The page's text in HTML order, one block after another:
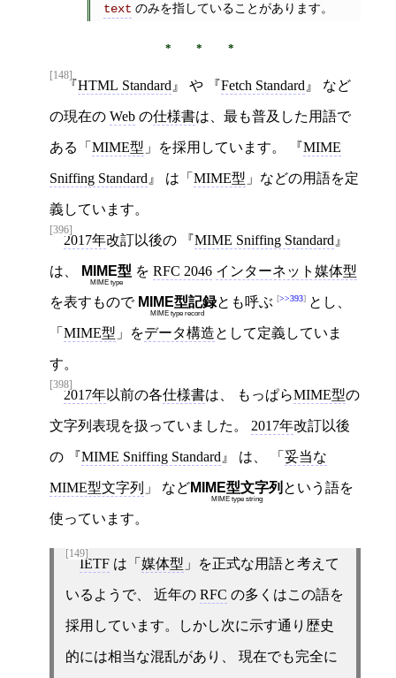
text のみを指していることがあります。
[148]
HTML Standard や Fetch Standard など
の現在の Web の仕様書は、最も普及した用語で
ある「 MIME型 」を採用しています。 MIME
Sniffing Standard は「 MIME型 」などの用語を定
義しています。
[396]
2017年改訂以後の MIME Sniffing Standard
は、 MIME型
MIME type
を RFC 2046 インターネット媒体型
を表すもので MIME型記録
MIME type record
とも呼ぶ >>393 とし、
「 MIME型 」をデータ構造として定義していま
す。
[398]
2017年以前の各仕様書は、 もっぱらMIME型の
文字列表現を扱っていました。 2017年改訂以後
の MIME Sniffing Standard は、 「 妥当な
MIME型文字列 」 などMIME型文字列
MIME type string
という語を
使っています。
[149]
IETFは「 媒体型 」を正式な用語と考えて
いるようで、 近年の RFC の多くはこの語を
採用しています。しかし次に示す通り歴史
的には相当な混乱があり、 現在でも完全に